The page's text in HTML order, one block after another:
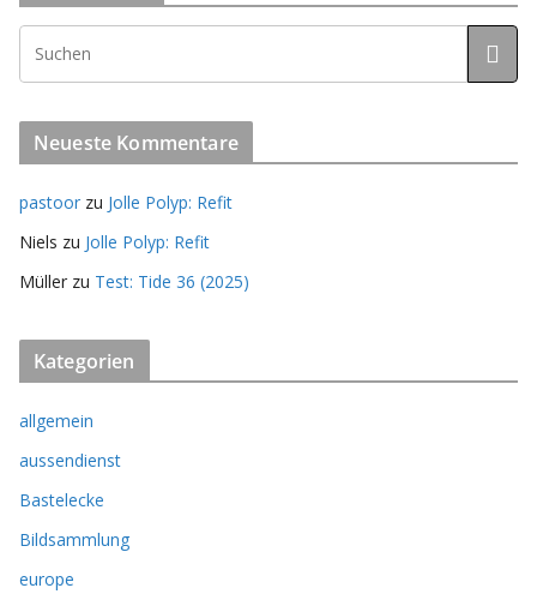
Neueste Kommentare
pastoor zu Jolle Polyp: Refit
Niels zu Jolle Polyp: Refit
Müller zu Test: Tide 36 (2025)
Kategorien
allgemein
aussendienst
Bastelecke
Bildsammlung
europe